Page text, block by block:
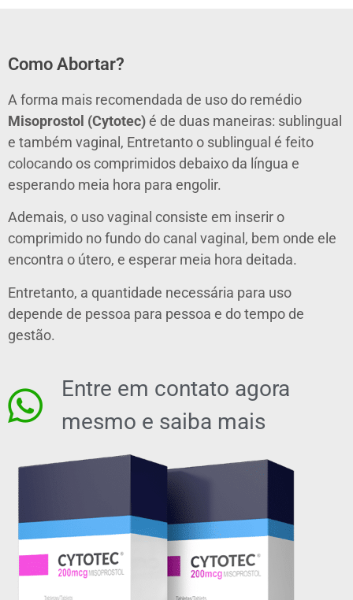
Como Abortar?
A forma mais recomendada de uso do remédio
Misoprostol (Cytotec)é de duas maneiras: sublingual
e também vaginal, Entretanto o sublingual é feito
colocando os comprimidos debaixo da língua e
esperando meia hora para engolir.
Ademais, o uso vaginal consiste em inserir o
comprimido no fundo do canal vaginal, bem onde ele
encontra o útero, e esperar meia hora deitada.
Entretanto, a quantidade necessária para uso
depende de pessoa para pessoa e do tempo de
gestão.
Entre em contato agora
mesmo e saiba mais